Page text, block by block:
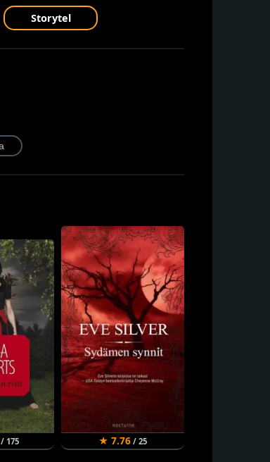
Storytel
/ 175 ★ 7.76 / 25